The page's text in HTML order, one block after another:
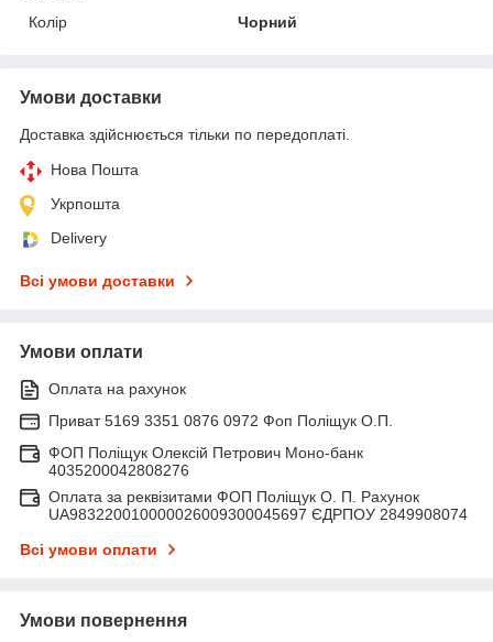
Колір
Чорний
Умови доставки
Доставка здійснюється тільки по передоплаті.
Нова Пошта
Укрпошта
Delivery
Всі умови доставки
Умови оплати
Оплата на рахунок
Приват 5169 3351 0876 0972 Фоп Поліщук О.П.
ФОП Поліщук Олексій Петрович Моно-банк
4035200042808276
Оплата за реквізитами ФОП Поліщук О. П. Рахунок
UA983220010000026009300045697 ЄДРПОУ 2849908074
Всі умови оплати
Умови повернення